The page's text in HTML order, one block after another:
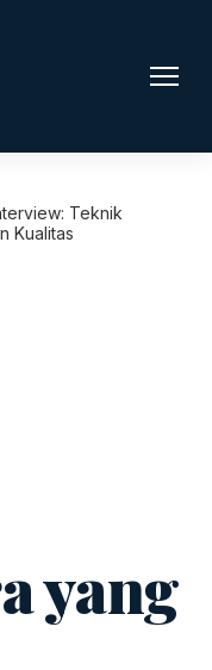
Teknik
Kualitas
yang